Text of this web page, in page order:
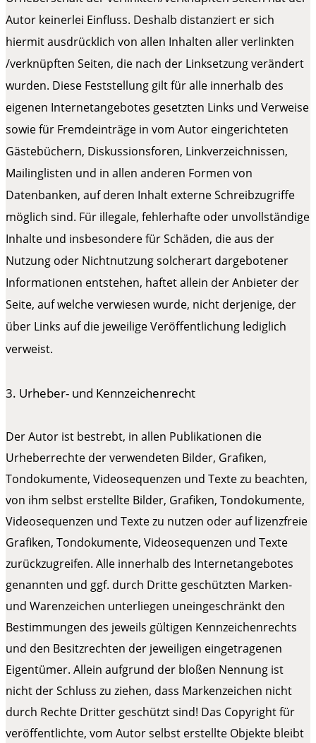
Autor keinerlei Einfluss. Deshalb distanziert er sich
hiermit ausdrücklich von allen Inhalten aller verlinkten
/verknüpften Seiten, die nach der Linksetzung verändert
wurden. Diese Feststellung gilt für alle innerhalb des
eigenen Internetangebotes gesetzten Links und Verweise
sowie für Fremdeinträge in vom Autor eingerichteten
Gästebüchern, Diskussionsforen, Linkverzeichnissen,
Mailinglisten und in allen anderen Formen von
Datenbanken, auf deren Inhalt externe Schreibzugriffe
möglich sind. Für illegale, fehlerhafte oder unvollständige
Inhalte und insbesondere für Schäden, die aus der
Nutzung oder Nichtnutzung solcherart dargebotener
Informationen entstehen, haftet allein der Anbieter der
Seite, auf welche verwiesen wurde, nicht derjenige, der
über Links auf die jeweilige Veröffentlichung lediglich
verweist.
3. Urheber- und Kennzeichenrecht
Der Autor ist bestrebt, in allen Publikationen die
Urheberrechte der verwendeten Bilder, Grafiken,
Tondokumente, Videosequenzen und Texte zu beachten,
von ihm selbst erstellte Bilder, Grafiken, Tondokumente,
Videosequenzen und Texte zu nutzen oder auf lizenzfreie
Grafiken, Tondokumente, Videosequenzen und Texte
zurückzugreifen. Alle innerhalb des Internetangebotes
genannten und ggf. durch Dritte geschützten Marken-
und Warenzeichen unterliegen uneingeschränkt den
Bestimmungen des jeweils gültigen Kennzeichenrechts
und den Besitzrechten der jeweiligen eingetragenen
Eigentümer. Allein aufgrund der bloßen Nennung ist
nicht der Schluss zu ziehen, dass Markenzeichen nicht
durch Rechte Dritter geschützt sind! Das Copyright für
veröffentlichte, vom Autor selbst erstellte Objekte bleibt